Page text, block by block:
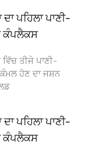
ਪਹਿਲਾ ਪਾਣੀ-
ਕੰਪਲੈਕਸ
ਤੀਜੇ ਪਾਣੀ-
ਹੋਣ ਦਾ ਜਸ਼ਨ
ਪਹਿਲਾ ਪਾਣੀ-
ਕੰਪਲੈਕਸ